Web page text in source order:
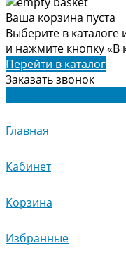
Ваша корзина пуста
Выберите в
и нажмите кнопку «В
Перейти в каталог
Заказать звонок
Главная
Кабинет
Корзина
Избранные